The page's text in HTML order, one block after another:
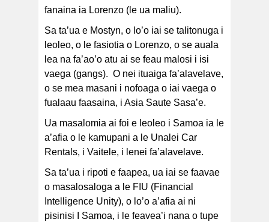
fanaina ia Lorenzo (le ua maliu).
Sa ta’ua e Mostyn, o lo’o iai se talitonuga i
leoleo, o le fasiotia o Lorenzo, o se auala
lea na fa’ao’o atu ai se feau malosi i isi
vaega (gangs). O nei ituaiga fa’alavelave,
o se mea masani i nofoaga o iai vaega o
fualaau faasaina, i Asia Saute Sasa’e.
Ua masalomia ai foi e leoleo i Samoa ia le
a’afia o le kamupani a le Unalei Car
Rentals, i Vaitele, i lenei fa’alavelave.
Sa ta’ua i ripoti e faapea, ua iai se faavae
o masalosaloga a le FIU (Financial
Intelligence Unity), o lo’o a’afia ai ni
pisinisi I Samoa, i le feavea’i nana o tupe